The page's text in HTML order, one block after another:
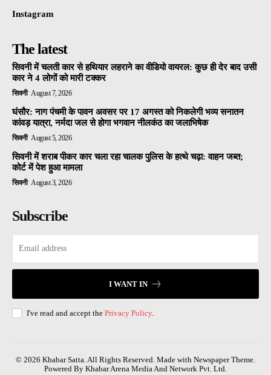
Instagram
The latest
सिवनी में चलती कार से हथियार लहराने का वीडियो वायरल: कुछ ही देर बाद उसी
कार ने 4 लोगों को मारी टक्कर
सिवनी August 7, 2026
घंसौर: नाग पंचमी के पावन अवसर पर 17 अगस्त को निकलेगी भव्य सनातन
कांवड़ यात्रा, नर्मदा जल से होगा भगवान नीलकंठ का जलाभिषेक
सिवनी August 5, 2026
सिवनी में शराब पीकर कार चला रहा चालक पुलिस के हत्थे चढ़ा: वाहन जब्त;
कोर्ट में पेश हुआ मामला
सिवनी August 3, 2026
Subscribe
I WANT IN
I've read and accept the Privacy Policy.
© 2026 Khabar Satta. All Rights Reserved. Made with Newspaper Theme.
Powered By Khabar Arena Media And Network Pvt. Ltd.